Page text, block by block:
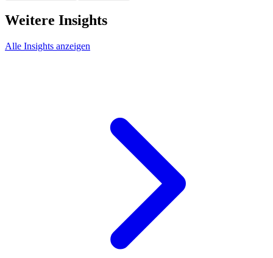
Weitere Insights
Alle Insights anzeigen